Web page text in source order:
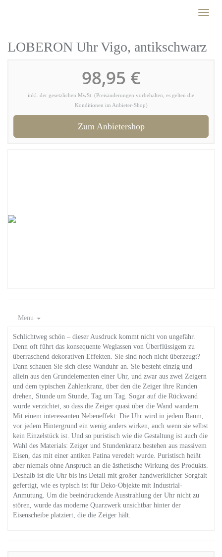
Toggle
LOBERON Uhr Vigo, antikschwarz
98,95 €
inkl. der gesetzlichen MwSt. (Preisänderungen vorbehalten, es gelten die
Konditionen im Anbieter-Shop)
Zum Anbietershop
Menu
Schlichtweg schön – dieser Ausdruck kommt nicht von ungefähr.
Denn oft führt das konsequente Weglassen von Überflüssigem zu
überraschend dekorativen Effekten. Sie sind noch nicht überzeugt?
Dann schauen Sie sich diese Wanduhr an. Sie besteht einzig und
allein aus den Grundelementen einer Uhr, und zwar aus zwei Zeigern
und dem typischen Zahlenkranz, über den die Zeiger ihre Runden
drehen, Stunde um Stunde, Tag um Tag. Sogar auf die Rückwand
wurde verzichtet, so dass die Zeiger quasi über die Wand wandern.
Mit einem interessanten Nebeneffekt: Die Uhr wird in jedem Raum,
vor jedem Hintergrund ein wenig anders wirken, auch wenn sie selbst
kein Einzelstück ist. Und so puristisch wie die Gestaltung ist auch die
Wahl des Materials: Zeiger und Stundenkranz bestehen aus massivem
Eisen, das mit einer antiken Patina veredelt wurde. Puristisch heißt
aber niemals ohne Anspruch an die ästhetische Wirkung des Produkts.
Deshalb ist die Uhr bis ins Detail mit großer handwerklicher Sorgfalt
gefertigt, wie es typisch ist für Deko-Objekte mit Industrial-
Anmutung. Um die beeindruckende Ausstrahlung der Uhr nicht zu
stören, wurde das moderne Quarzwerk unsichtbar hinter der
Eisenscheibe platziert, die die Zeiger hält.